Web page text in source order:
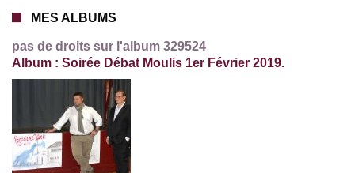
MES ALBUMS
pas de droits sur l'album 329524
Album : Soirée Débat Moulis 1er Février 2019.